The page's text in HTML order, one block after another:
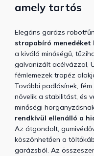
amely tartós
Elegáns garázs
strapabíró
a kiváló minőségű,
galvanizált acélvázzal,
fémlemezek trapéz
További padlósínek,
növelik a stabilitást, és
minőségi
rendkívül ellenálló a
Az átgondolt,
köszönhetően a
garázsból. Az